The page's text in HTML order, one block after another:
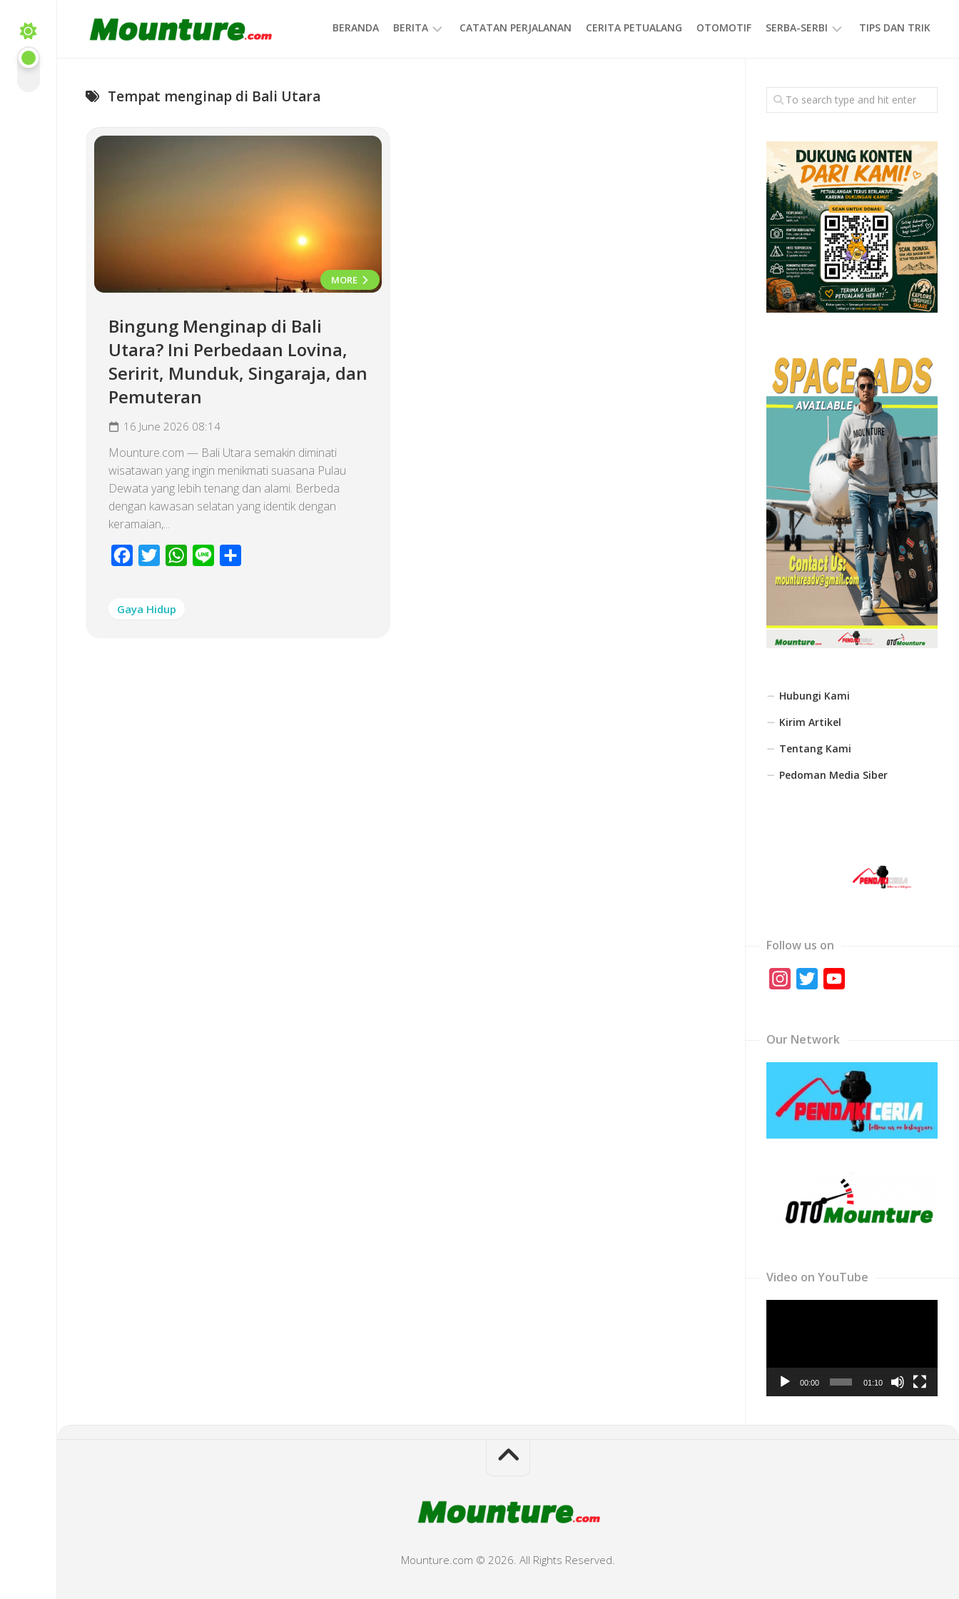
content
BERANDA BERITA CATATAN PERJALANAN CERITA PETUALANG OTOMOTIF SERBA-SERBI
GAYA
HIDUP
TIPS DAN TRIK
Tempat menginap di Bali Utara
MORE
Bingung Menginap di Bali
Utara? Ini Perbedaan Lovina,
Seririt, Munduk, Singaraja, dan
Pemuteran
16 June 2026 08:14
Mounture.com — Bali Utara semakin diminati
wisatawan yang ingin menikmati suasana Pulau
Dewata yang lebih tenang dan alami. Berbeda
dengan kawasan selatan yang identik dengan
keramaian,...
Facebook
Twitter WhatsApp
Line
Gaya Hidup
Hubungi Kami
Kirim Artikel
Tentang Kami
Pedoman Media Siber
Follow us on
Instagram
Twitter
Our Network
Video on YouTube
00:00 01:10
Mounture.com © 2026. All Rights Reserved.